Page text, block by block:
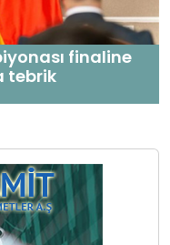
finaline
tebrik